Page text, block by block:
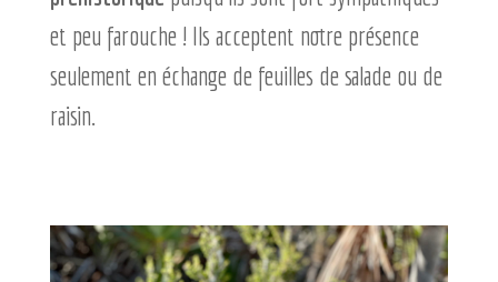
et peu farouche ! Ils acceptent notre présence
seulement en échange de feuilles de salade ou de
raisin.